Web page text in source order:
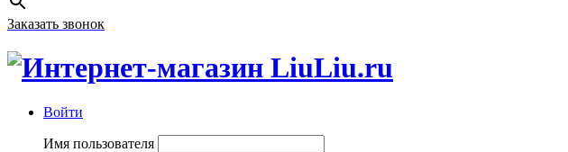
Заказать звонок
Войти
Имя пользователя